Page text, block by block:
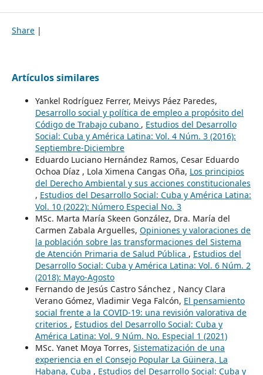
Share |
Artículos similares
Yankel Rodríguez Ferrer, Meivys Páez Paredes,
Desarrollo social y política de empleo a propósito del
Código de Trabajo cubano , Estudios del Desarrollo
Social: Cuba y América Latina: Vol. 4 Núm. 3 (2016):
Septiembre-Diciembre
Eduardo Luciano Hernández Ramos, Cesar Eduardo
Ochoa Díaz , Lola Ximena Cangas Oña, Los principios
del Derecho Ambiental y sus acciones constitucionales
, Estudios del Desarrollo Social: Cuba y América Latina:
Vol. 10 (2022): Número Especial No. 3
MSc. Marta María Skeen González, Dra. María del
Carmen Zabala Arguelles, Opiniones y valoraciones de
la población sobre las transformaciones del Sistema
de Atención Primaria de Salud Pública , Estudios del
Desarrollo Social: Cuba y América Latina: Vol. 6 Núm. 2
(2018): Mayo-Agosto
Fernando de Jesús Castro Sánchez , Nancy Clara
Verano Gómez, Vladimir Vega Falcón, El pensamiento
social frente a la COVID-19: una revisión valorativa de
criterios , Estudios del Desarrollo Social: Cuba y
América Latina: Vol. 9 Núm. No. Especial 1 (2021)
MSc. Yanet Moya Torres, Sistematización de una
experiencia en el Consejo Popular La Güinera, La
Habana, Cuba , Estudios del Desarrollo Social: Cuba y